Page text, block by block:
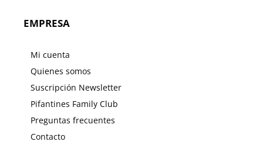
EMPRESA
Mi cuenta
Quienes somos
Suscripción Newsletter
Pifantines Family Club
Preguntas frecuentes
Contacto